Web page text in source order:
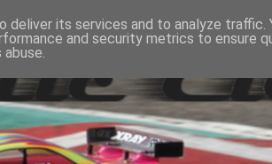
its services and to analyze traffic.
and security metrics to ensure